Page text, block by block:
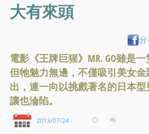
大有來頭
電影《王牌巨猩》MR. GO雖是一
但牠魅力無邊，不僅吸引美女
出，連一向以挑戲著名的日本
讓也淪陷。
2013/07/24